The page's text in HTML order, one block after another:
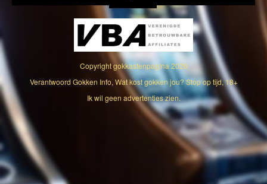
Copyrightgokkastenpagina2026
Verantwoord Gokken Info, Wat kost gokken jou? Stop op tijd, 18+
Ik wil geen advertenties zien.